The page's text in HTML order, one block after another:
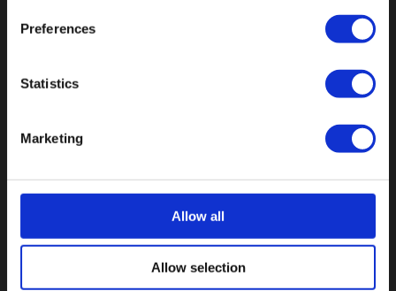
Preferences
Statistics
Marketing
Allow all
Allow selection
Buttons
Emblemen
Magneten
KLANTENSERVICE